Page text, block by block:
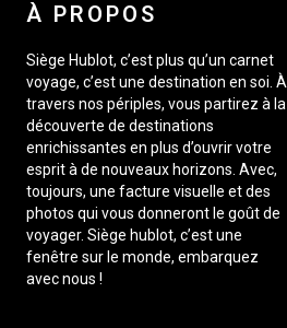
À PROPOS
Siège Hublot, c’est plus qu’un carnet
voyage, c’est une destination en soi. À
travers nos périples, vous partirez à la
découverte de destinations
enrichissantes en plus d’ouvrir votre
esprit à de nouveaux horizons. Avec,
toujours, une facture visuelle et des
photos qui vous donneront le goût de
voyager. Siège hublot, c’est une
fenêtre sur le monde, embarquez
avec nous !